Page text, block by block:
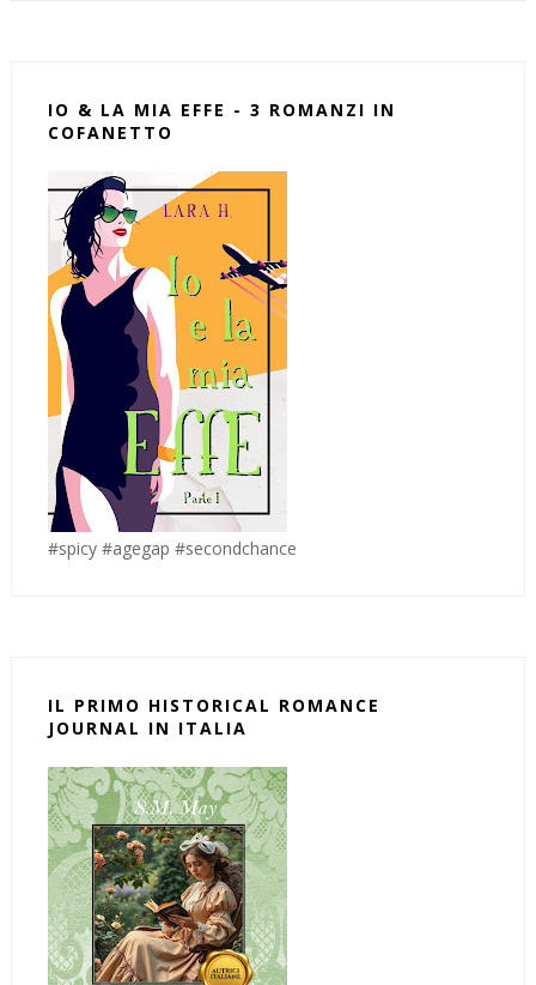
IO & LA MIA EFFE - 3 ROMANZI IN
COFANETTO
#spicy #agegap #secondchance
IL PRIMO HISTORICAL ROMANCE
JOURNAL IN ITALIA